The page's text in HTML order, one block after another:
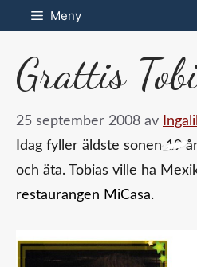
Hoppa
till
innehåll
Meny
Grattis
25 september 2008 av
Idag fyller äldste sonen 19
och äta. Tobias ville ha
restaurangen MiCasa.